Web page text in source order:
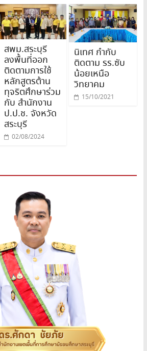
สพม.สระบุรี
ลงพื้นที่ออก
ติดตามการใช้
หลักสูตรต้าน
ทุจริตศึกษาร่วม
กับ สำนักงาน
ป.ป.ช. จังหวัด
สระบุรี
02/08/2024
นิเทศ กำกับ
ติดตาม รร.ซับ
น้อยเหนือ
วิทยาคม
15/10/2021